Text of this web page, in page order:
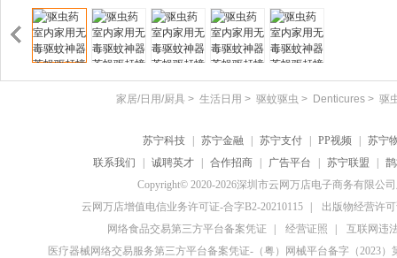
家居/日用/厨具 > 生活日用 > 驱蚊驱虫 > Denticures> 驱
苏宁科技 苏宁金融 苏宁支付 PP视频
苏宁
联系我们
诚聘英才 合作招商 广告平台 苏宁联盟
Copyright© 2020-2026深圳市云网万店电子商务有限公
云网万店增值电信业务许可证-合字B2-20210115
出版物经营许
网络食品交易第三方平台备案凭证
经营证照
互联网违
医疗器械网络交易服务第三方平台备案凭证-（粤）网械平台备字（2023）